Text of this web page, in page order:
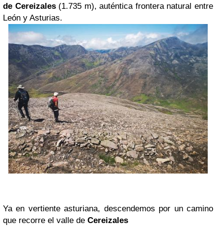
de Cereizales(1.735 m), auténtica frontera natural entre
León y Asturias.
Ya en vertiente asturiana, descendemos por un camino
que recorre el valle de Cereizales